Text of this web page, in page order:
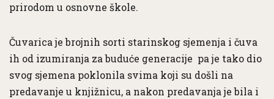
prirodom u osnovne škole.
Čuvarica je brojnih sorti starinskog sjemenja i čuva
ih od izumiranja za buduće generacije pa je tako dio
svog sjemena poklonila svima koji su došli na
predavanje u knjižnicu, a nakon predavanja je bila i